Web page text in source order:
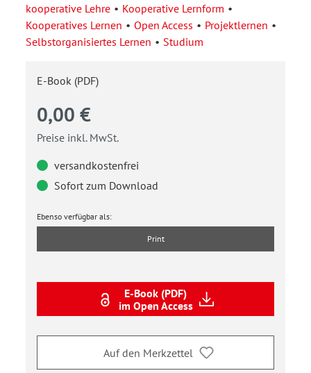
kooperative Lehre
Kooperative Lernform
Kooperatives Lernen
Open Access
Projektlernen
Selbstorganisiertes Lernen
Studium
E-Book (PDF)
0,00 €
Preise inkl. MwSt.
versandkostenfrei
Sofort zum Download
Ebenso verfügbar als:
Print
E-Book (PDF)
im Open Access
Auf den Merkzettel